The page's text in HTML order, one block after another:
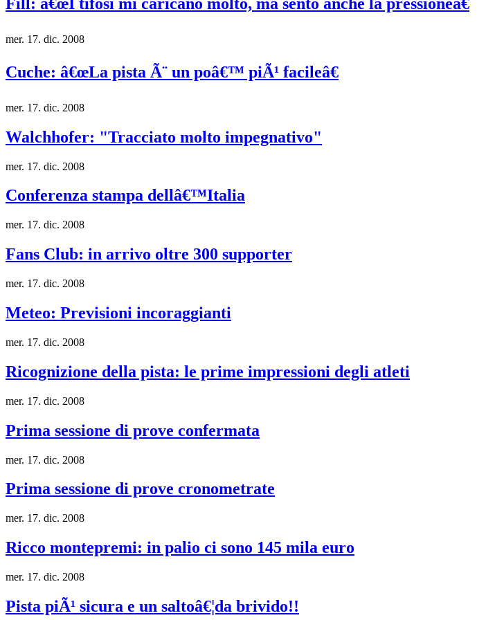
mer. 17. dic. 2008
Cuche: â€œLa pista Ã¨ un poâ€™ piÃ¹ facileâ€
mer. 17. dic. 2008
Walchhofer: "Tracciato molto impegnativo"
mer. 17. dic. 2008
Conferenza stampa dellâ€™Italia
mer. 17. dic. 2008
Fans Club: in arrivo oltre 300 supporter
mer. 17. dic. 2008
Meteo: Previsioni incoraggianti
mer. 17. dic. 2008
Ricognizione della pista: le prime impressioni degli atleti
mer. 17. dic. 2008
Prima sessione di prove confermata
mer. 17. dic. 2008
Prima sessione di prove cronometrate
mer. 17. dic. 2008
Ricco montepremi: in palio ci sono 145 mila euro
mer. 17. dic. 2008
Pista piÃ¹ sicura e un saltoâ€¦da brivido!!